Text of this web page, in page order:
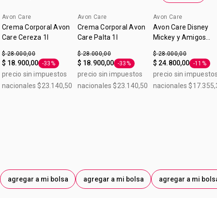
saludable
• Rápida absorción
• No grasosa
Avon Care
Crema Corporal Avon
Care Cereza 1l
$ 28.000,00
$ 18.900,00 Etiqueta -33%
-33%
precio sin impuestos
nacionales $23.140,50
agregar a mi bolsa
Avon Care
Crema Corporal Avon
Care Palta 1l
$ 28.000,00
$ 18.900,00 Etiqueta -33%
-33%
precio sin impuestos
nacionales $23.140,50
agregar a mi bolsa
Lo nuevo
Avon Care
Avon Care Disney
Mickey y Amigos
Corporal 1 L
$ 28.000,00
$ 24.800,00 Etiqueta
-11%
precio sin
nacionales
agregar a mi